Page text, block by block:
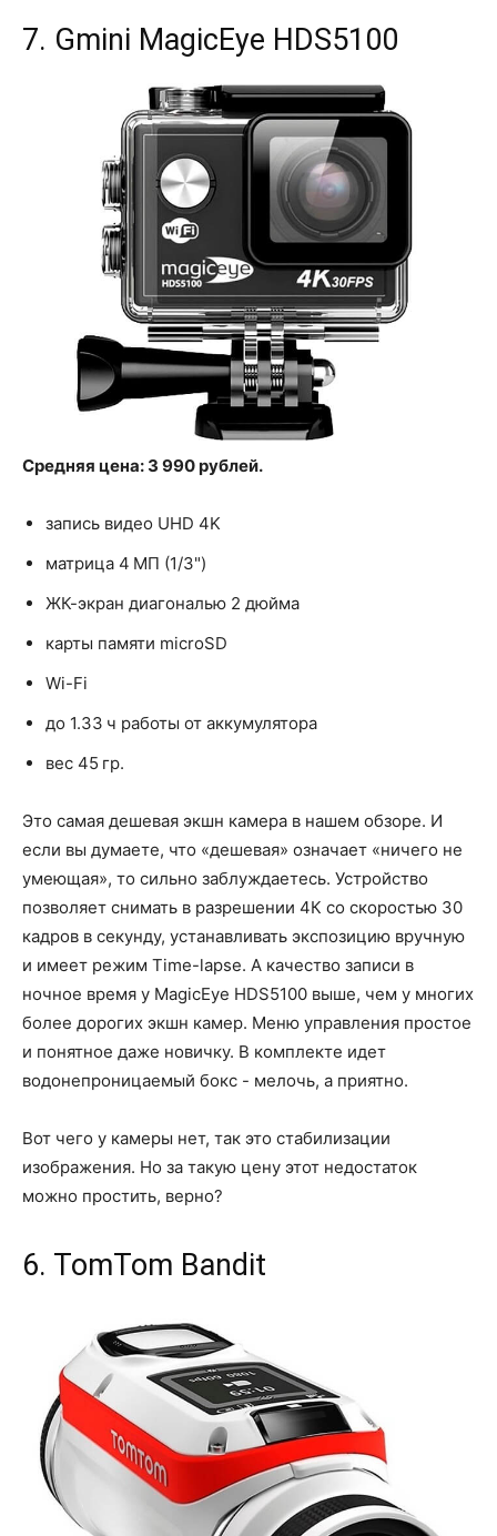
7. Gmini MagicEye HDS5100
Средняя цена: 3 990 рублей.
запись видео UHD 4K
матрица 4 МП (1/3")
ЖК-экран диагональю 2 дюйма
карты памяти microSD
Wi-Fi
до 1.33 ч работы от аккумулятора
вес 45 гр.
Это самая дешевая экшн камера в нашем обзоре. И
если вы думаете, что «дешевая» означает «ничего не
умеющая», то сильно заблуждаетесь. Устройство
позволяет снимать в разрешении 4К со скоростью 30
кадров в секунду, устанавливать экспозицию вручную
и имеет режим Time-lapse. А качество записи в
ночное время у MagicEye HDS5100 выше, чем у многих
более дорогих экшн камер. Меню управления простое
и понятное даже новичку. В комплекте идет
водонепроницаемый бокс - мелочь, а приятно.
Вот чего у камеры нет, так это стабилизации
изображения. Но за такую цену этот недостаток
можно простить, верно?
6. TomTom Bandit